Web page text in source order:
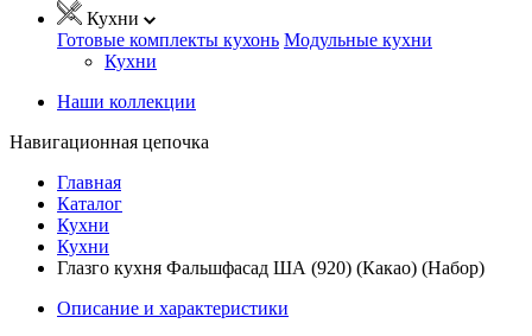
Кухни
Готовые комплекты кухонь Модульные кухни
Кухни
Наши коллекции
Навигационная цепочка
Главная
Каталог
Кухни
Кухни
Глазго кухня Фальшфасад ША (920) (Какао) (Набор)
Описание и характеристики